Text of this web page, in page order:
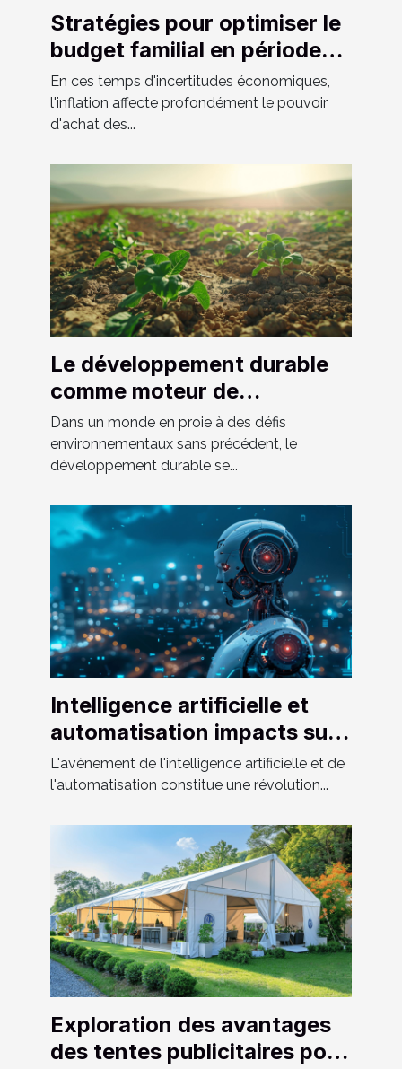
Stratégies pour optimiser le
budget familial en période
d'inflation
En ces temps d'incertitudes économiques,
l'inflation affecte profondément le pouvoir
d'achat des...
Le développement durable
comme moteur de
croissance économique
dans les pays émergents
Dans un monde en proie à des défis
environnementaux sans précédent, le
développement durable se...
Intelligence artificielle et
automatisation impacts sur
l'emploi et l'économie
globale
L'avènement de l'intelligence artificielle et de
l'automatisation constitue une révolution...
Exploration des avantages
des tentes publicitaires pour